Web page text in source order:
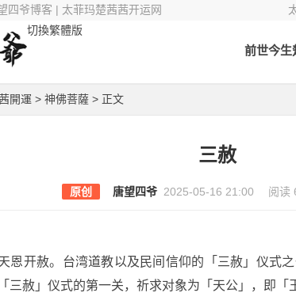
四爷博客 | 太菲玛楚茜茜开运网
切換繁體版
前世今生
開運 > 神佛菩薩 > 正文
三赦
原创 唐望四爷 2025-05-16 21:00 阅读
恩开赦。台湾道教以及民间信仰的「三赦」仪式
三赦」仪式的第一关，祈求对象为「天公」，即「